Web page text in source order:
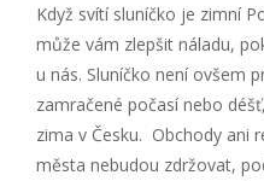
Když svítí sluníčko je zimní
může vám zlepšit náladu,
u nás. Sluníčko není ovšem
zamračené počasí nebo
zima v Česku. Obchody ani
města nebudou zdržovat,